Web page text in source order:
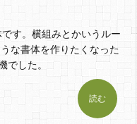
す。横組みとかいうルー
な書体を作りたくなった
した。
読む